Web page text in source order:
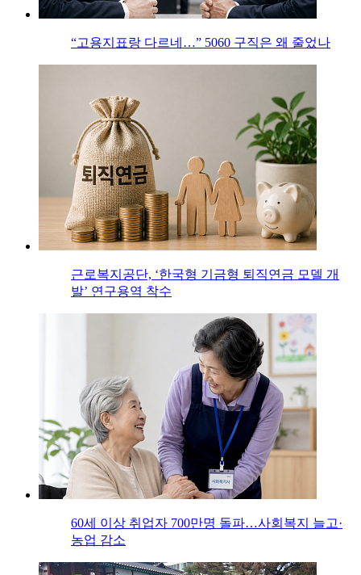
“고용지표랑 다르네…” 5060 구직은 왜 줄었나
근로복지공단, ‘한국형 기금형 퇴직연금 모델 개
발’ 연구용역 착수
60세 이상 취업자 700만명 돌파…사회복지 늘고·
농업 감소